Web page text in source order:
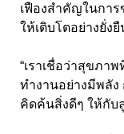
เฟืองสำคัญในกา
ให้เติบโตอย่างยั่งยื
“เราเชื่อว่าสุขภา
ทำงานอย่างมีพลัง
คิดค้นสิ่งดีๆ ให้กับ